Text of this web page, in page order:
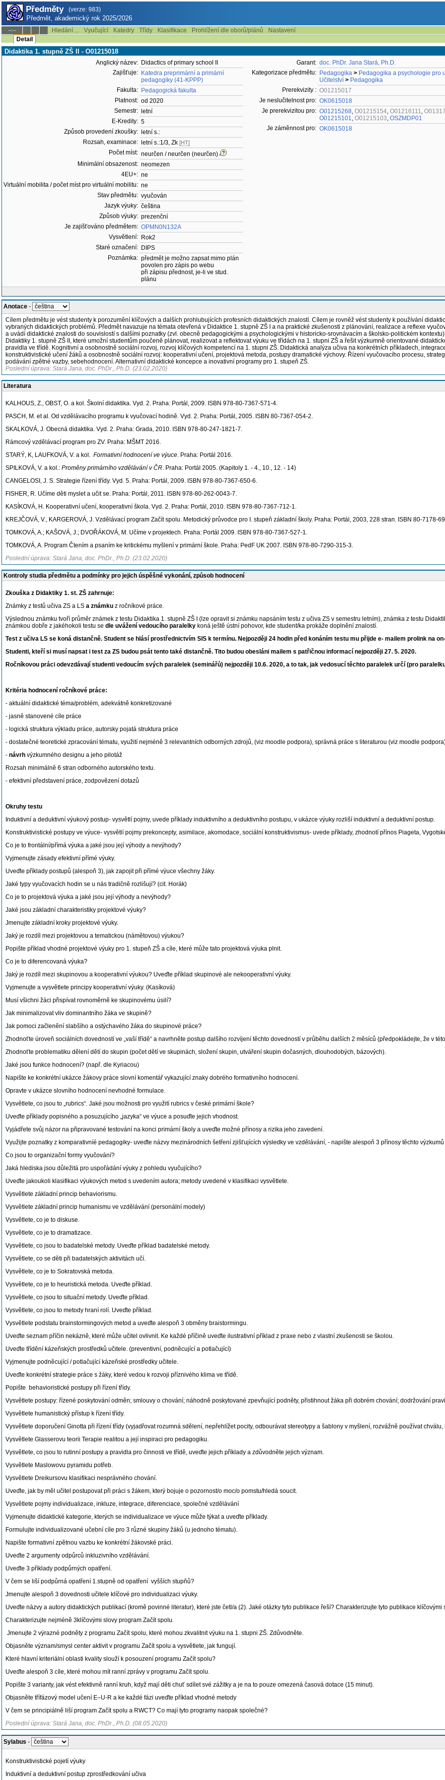
Předměty (verze: 983)
Předmět, akademický rok 2025/2026
--:-- Hledání ... Vyučující Katedry Třídy Klasifikace Prohlížení dle oborů/plánů
Nastavení
Detail
Didaktika 1. stupně ZŠ II - O01215018
Anglický název: Didactics of primary school II
Zajišťuje: Katedra preprimární a primární
pedagogiky (41-KPPP)
Fakulta: Pedagogická fakulta
Platnost: od 2020
Semestr:
letní
E-Kredity: 5
Způsob provedení zkoušky:
letní s.:
Rozsah, examinace:
letní s.:1/3, Zk [HT]
Počet míst: neurčen / neurčen (neurčen)
Minimální obsazenost: neomezen
4EU+: ne
Virtuální mobilita / počet míst pro virtuální mobilitu: ne
Stav předmětu: vyučován
Jazyk výuky: čeština
Způsob výuky: prezenční
Je zajišťováno předmětem: OPMN0N132A
Vysvětlení: Rok2
Staré označení: DIPS
Poznámka: předmět je možno zapsat mimo plán
povolen pro zápis po webu
při zápisu přednost, je-li ve stud.
plánu
Garant: doc. PhDr. Jana Stará, Ph.D.
Kategorizace předmětu: Pedagogika > Pedagogika a psychologie pro
Učitelství > Pedagogika
Prerekvizity : O01215017
Je neslučitelnost pro: OK0615018
Je prerekvizitou pro: O01215268, O01215154, O01216111,
O01215101, O01215103, OSZMDP01
Je záměnnost pro: OK0615018
Anotace -
Cílem předmětu je vést studenty k porozumění klíčových a dalších prohlubujících profesních didaktických znalostí. Cílem je rovněž vést studenty k používání
vybraných didaktických problémů. Předmět navazuje na témata otevřená v Didaktice 1. stupně ZŠ I a na praktické zkušenosti z plánování, realizace a reflexe
a uvádí didaktické znalosti do souvislostí s dalšími poznatky (zvl. obecně pedagogickými a psychologickými v historicko-srovnávacím a školsko-politickém
Didaktiky 1. stupně ZŠ II, které umožní studentům poučeně plánovat, realizovat a reflektovat výuku ve třídách na 1. stupni ZŠ a řešit výzkumně orientované
pravidla ve třídě. Kognitivní a osobnostně sociální rozvoj, rozvoj klíčových kompetencí na 1. stupni ZŠ. Didaktická analýza učiva na konkrétních příkladech,
konstruktivistické učení žáků a osobnostně sociální rozvoj: kooperativní učení, projektová metoda, postupy dramatické výchovy. Řízení vyučovacího procesu,
podávání zpětné vazby, sebehodnocení. Alternativní didaktické koncepce a inovativní programy pro 1. stupeň ZŠ.
Poslední úprava: Stará Jana, doc. PhDr., Ph.D. (23.02.2020)
Literatura
KALHOUS, Z., OBST, O. a kol. Školní didaktika. Vyd. 2. Praha: Portál, 2009. ISBN 978-80-7367-571-4.
PASCH, M. et al. Od vzdělávacího programu k vyučovací hodině. Vyd. 2. Praha: Portál, 2005. ISBN 80-7367-054-2.
SKALKOVÁ, J. Obecná didaktika. Vyd. 2. Praha: Grada, 2010. ISBN 978-80-247-1821-7.
Rámcový vzdělávací program pro ZV. Praha: MŠMT 2016.
STARÝ, K, LAUFKOVÁ, V. a kol. Formativní hodnocení ve výuce. Praha: Portál 2016.
SPILKOVÁ, V. a kol.: Proměny primárního vzdělávání v ČR. Praha: Portál 2005. (Kapitoly 1. - 4., 10., 12. - 14)
CANGELOSI, J. S. Strategie řízení třídy. Vyd. 5. Praha: Portál, 2009. ISBN 978-80-7367-650-6.
FISHER, R. Učíme děti myslet a učit se. Praha: Portál, 2011. ISBN 978-80-262-0043-7.
KASÍKOVÁ, H. Kooperativní učení, kooperativní škola. Vyd. 2. Praha: Portál, 2010. ISBN 978-80-7367-712-1.
KREJČOVÁ, V., KARGEROVÁ, J. Vzdělávací program Začít spolu. Metodický průvodce pro I. stupeň základní školy. Praha: Portál, 2003, 228 stran. ISBN 80-7178-
TOMKOVÁ, A.; KAŠOVÁ, J.; DVOŘÁKOVÁ, M. Učíme v projektech. Praha: Portál 2009. ISBN 978-80-7367-527-1.
TOMKOVÁ, A. Program Čtením a psaním ke kritickému myšlení v primární škole. Praha: PedF UK 2007. ISBN 978-80-7290-315-3.
Poslední úprava: Stará Jana, doc. PhDr., Ph.D. (23.02.2020)
Kontroly studia předmětu a podmínky pro jejich úspěšné vykonání, způsob hodnocení
Zkouška z Didaktiky 1. st. ZŠ zahrnuje:
Známky z testů učiva ZS a LS a známku z ročníkové práce.
Výslednou známku tvoří průměr známek z testu Didaktika 1. stupně ZŠ I (lze opravit si známku napsáním testu z učiva ZS v semestru letním), známka z testu
známkou dobře z jakéhokoli testu se dle uvážení vedoucího paralelky koná ještě ústní pohovor, kde student/ka prokáže doplnění znalostí.
Test z učiva LS se koná distančně. Student se hlásí prostřednictvím SIS k termínu. Nejpozději 24 hodin před konáním testu mu přijde e- mailem prolink na
Studenti, kteří si musí napsat i test za ZS budou psát tento také distančně. Tito budou obesláni mailem s patřičnou informací nejpozději 27. 5. 2020.
Ročníkovou práci odevzdávají studenti vedoucím svých paralelek (seminářů) nejpozději 10.6. 2020, a to tak, jak vedosucí těchto paralelek určí (pro
Kritéria hodnocení ročníkové práce:
- aktuální didaktické téma/problém, adekvátně konkretizované
- jasně stanovené cíle práce
- logická struktura výkladu práce, autorsky pojatá struktura práce
- dostatečné teoretické zpracování tématu, využití nejméně 3 relevantních odborných zdrojů, (viz moodle podpora), správná práce s literaturou (viz moodle
- návrh výzkumného designu a jeho pilotáž
Rozsah minimálně 6 stran odborného autorského textu.
- efektivní představení práce, zodpovězení dotazů
Okruhy testu
Induktivní a deduktivní výukový postup- vysvětlí pojmy, uvede příklady induktivního a deduktivního postupu, v ukázce výuky rozliší induktivní a deduktivní postup.
Konstruktivistické postupy ve výuce- vysvětlí pojmy prekoncepty, asimilace, akomodace, sociální konstruktivismus- uvede příklady, zhodnotí přínos Piageta,
Co je to frontální/přímá výuka a jaké jsou její výhody a nevýhody?
Vyjmenujte zásady efektivní přímé výuky.
Uveďte příklady postupů (alespoň 3), jak zapojit při přímé výuce všechny žáky.
Jaké typy vyučovacích hodin se u nás tradičně rozlišují? (cit. Horák)
Co je to projektová výuka a jaké jsou její výhody a nevýhody?
Jaké jsou základní charakteristiky projektové výuky?
Jmenujte základní kroky projektové výuky.
Jaký je rozdíl mezi projektovou a tematickou (námětovou) výukou?
Popište příklad vhodné projektové výuky pro 1. stupeň ZŠ a cíle, které může tato projektová výuka plnit.
Co je to diferencovaná výuka?
Jaký je rozdíl mezi skupinovou a kooperativní výukou? Uveďte příklad skupinové ale nekooperativní výuky.
Vyjmenujte a vysvětlete principy kooperativní výuky. (Kasíková)
Musí všichni žáci přispívat rovnoměrně ke skupinovému úsilí?
Jak minimalizovat vliv dominantního žáka ve skupině?
Jak pomoci začlenění slabšího a ostýchavého žáka do skupinové práce?
Zhodnoťte úroveň sociálních dovedností ve „vaší třídě“ a navrhněte postup dalšího rozvíjení těchto dovedností v průběhu dalších 2 měsíců (předpokládejte, že v
Zhodnoťte problematiku dělení dětí do skupin (počet dětí ve skupinách, složení skupin, utváření skupin dočasných, dlouhodobých, bázových).
Jaké jsou funkce hodnocení? (např. dle Kyriacou)
Napište ke konkrétní ukázce žákovy práce slovní komentář vykazující znaky dobrého formativního hodnocení.
Opravte v ukázce slovního hodnocení nevhodné formulace.
Vysvětlete, co jsou to „rubrics“. Jaké jsou možnosti pro využití rubrics v české primární škole?
Uveďte příklady popisného a posuzujícího „jazyka“ ve výuce a posuďte jejich vhodnost.
Vyjádřete svůj názor na připravované testování na konci primární školy a uveďte možné přínosy a rizika jeho zavedení.
Využijte poznatky z komparativníé pedagogiky- uveďte názvy mezinárodních šetření zjišťujících výsledky ve vzdělávání, - napište alespoň 3 přínosy těchto
Co jsou to organizační formy vyučování?
Jaká hlediska jsou důležitá pro uspořádání výuky z pohledu vyučujícího?
Uveďte jakoukoli klasifikaci výukových metod s uvedením autora; metody uvedené v klasifikaci vysvětlete.
Vysvětlete základní princip behaviorismu.
Vysvětlete základní princip humanismu ve vzdělávání (personální modely)
Vysvětlete, co je to diskuse.
Vysvětlete, co je to dramatizace.
Vysvětlete, co jsou to badatelské metody. Uveďte příklad badatelské metody.
Vysvětlete, co se děti při badatelských aktivitách učí.
Vysvětlete, co je to Sokratovská metoda.
Vysvětlete, co je to heuristická metoda. Uveďte příklad.
Vysvětlete, co jsou to situační metody. Uveďte příklad.
Vysvětlete, co jsou to metody hraní rolí. Uveďte příklad.
Vysvětlete podstatu brainstormingových metod a uveďte alespoň 3 obměny braistormingu.
Uveďte seznam příčin nekázně, které může učitel ovlivnit. Ke každé příčině uveďte ilustrativní příklad z praxe nebo z vlastní zkušenosti se školou.
Uveďte třídění kázeňských prostředků učitele. (preventivní, podněcující a potlačující)
Vyjmenujte podněcující / potlačující kázeňské prostředky učitele.
Uveďte konkrétní strategie práce s žáky, které vedou k rozvoji příznivého klima ve třídě.
Popište behavioristické postupy při řízení třídy.
Vysvětlete postupy: řízené poskytování odměn; smlouvy o chování; náhodně poskytované zpevňující podněty, přistihnout žáka při dobrém chování; dodržování
Vysvětlete humanistický přístup k řízení třídy.
Vysvětlete doporučení Ginotta při řízení třídy (vyjadřovat rozumná sdělení, nepřehlížet pocity, odbourávat stereotypy a šablony v myšlení, rozvážně používat
Vysvětlete Glasserovu teorii Terapie realitou a její inspiraci pro pedagogiku.
Vysvětlete, co jsou to rutinní postupy a pravidla pro činnosti ve třídě, uveďte jejich příklady a zdůvodněte jejich význam.
Vysvětlete Maslowovu pyramidu potřeb.
Vysvětlete Dreikursovu klasifikaci nesprávného chování.
Uveďte, jak by měl učitel postupovat při práci s žákem, který bojuje o pozornost/o moc/o pomstu/hledá soucit.
Vysvětlete pojmy individualizace, inkluze, integrace, diferenciace, společné vzdělávání
Vyjmenujte didaktické kategorie, kterých se individualizace ve výuce může týkat a uveďte příklady.
Formulujte individualizované učební cíle pro 3 různé skupiny žáků (u jednoho tématu).
Napište formativní zpětnou vazbu ke konkrétní žákovské práci.
Uveďte 2 argumenty odpůrců inkluzivního vzdělávání.
Uveďte 3 příklady podpůrných opatření.
V čem se liší podpůrná opatření 1.stupně od opatření vyšších stupňů?
Jmenujte alespoň 3 dovednosti učitele klíčové pro individualizaci výuky.
Uveďte názvy a autory didaktických publikací (kromě povinné literatur), které jste četl/a (2). Jaké otázky tyto publikace řeší? Charakterizujte tyto publikace
Charakterizujte nejméně 3klíčovými slovy program Začít spolu.
Jmenujte 2 výrazné podněty z programu Začít spolu, které mohou zkvalitnit výuku na 1. stupni ZŠ. Zdůvodněte.
Objasněte význam/smysl center aktivit v programu Začít spolu a vysvětlete, jak fungují.
Které hlavní kriteriální oblasti kvality slouží k posouzení programu Začít spolu?
Uveďte alespoň 3 cíle, které mohou mít ranní zprávy v programu Začít spolu.
Popište 3 varianty, jak vést efektivně ranní kruh, když mají děti chuť sdílet své zážitky a je na to pouze omezená časová dotace (15 minut).
Objasněte třífázový model učení E–U-R a ke každé fázi uveďte příklad vhodné metody
V čem se principiálně liší program Začít spolu a RWCT? Co mají tyto programy naopak společné?
Poslední úprava: Stará Jana, doc. PhDr., Ph.D. (08.05.2020)
Sylabus -
Konstruktivistické pojetí výuky
Induktivní a deduktivní postup zprostředkování učiva